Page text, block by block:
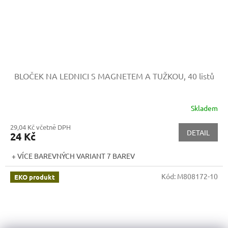
BLOČEK NA LEDNICI S MAGNETEM A TUŽKOU, 40 listů
Skladem
29,04 Kč včetně DPH
24 Kč DETAIL
+ VÍCE BAREVNÝCH VARIANT 7 BAREV
EKO produkt Kód: M808172-10